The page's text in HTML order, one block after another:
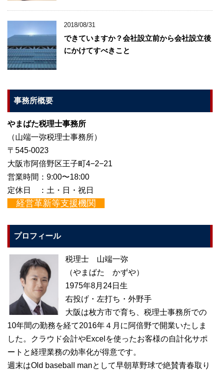
2018/08/31
できていますか？会社設立前から会社設立後
にかけてすべきこと
事務所概要
やまばた税理士事務所
（山端一弥税理士事務所）
〒545-0023
大阪市阿倍野区王子町4−2−21
営業時間：9:00〜18:00
定休日 ：土・日・祝日
経営革新等支援機関
プロフィール
税理士 山端一弥
（やまばた かずや）
1975年8月24日生
右投げ・左打ち・外野手
大阪は枚方市で育ち、税理士事務所での
10年間の勤務を経て2016年４月に阿倍野で開業いたしま
した。クラウド会計やExcelを使ったお客様の自計化サポ
ートと経理業務の効率化が得意です。
週末はOld baseball manとして早朝草野球で絶賛青春取り